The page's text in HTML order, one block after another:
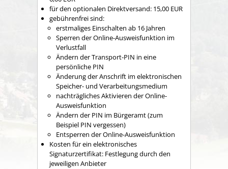
für den optionalen Direktversand: 15,00 EUR
gebührenfrei sind:
erstmaliges Einschalten ab 16 Jahren
Sperren der Online-Ausweisfunktion im
Verlustfall
Ändern der Transport-PIN in eine
persönliche PIN
Änderung der Anschrift im elektronischen
Speicher- und Verarbeitungsmedium
nachträgliches Aktivieren der Online-
Ausweisfunktion
Ändern der PIN im Bürgeramt (zum
Beispiel PIN vergessen)
Entsperren der Online-Ausweisfunktion
Kosten für ein elektronisches
Signaturzertifikat: Festlegung durch den
jeweiligen Anbieter